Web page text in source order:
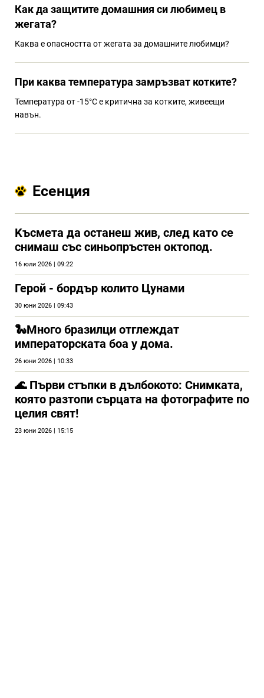
Как да защитите домашния си любимец в
жегата?
Каква е опасността от жегата за домашните любимци?
При каква температура замръзват котките?
Температура от -15°C е критична за котките, живеещи
навън.
Есенция
Kъсмета да останеш жив, след като се
снимаш със синьопръстен октопод.
16 юли 2026 | 09:22
Герой - бордър колито Цунами
30 юни 2026 | 09:43
🐍Много бразилци отглеждат
императорската боа у дома.
26 юни 2026 | 10:33
🌊 Първи стъпки в дълбокото: Снимката,
която разтопи сърцата на фотографите по
целия свят!
23 юни 2026 | 15:15